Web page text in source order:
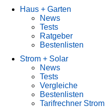
Haus + Garten
News
Tests
Ratgeber
Bestenlisten
Strom + Solar
News
Tests
Vergleiche
Bestenlisten
Tarifrechner Strom